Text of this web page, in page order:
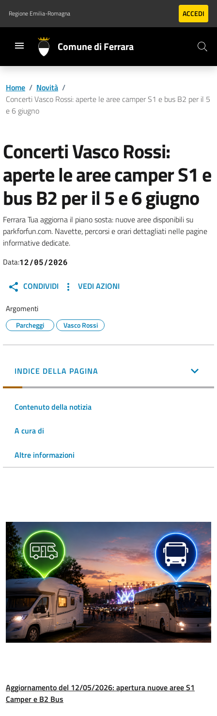
Vai al contenuto principale
Vai al footer
Regione Emilia-Romagna ACCEDI
Comune di Ferrara
Home / Novità /
Concerti Vasco Rossi: aperte le aree camper S1 e bus B2 per il 5
e 6 giugno
Concerti Vasco Rossi:
aperte le aree camper S1 e
bus B2 per il 5 e 6 giugno
Ferrara Tua aggiorna il piano sosta: nuove aree disponibili su
parkforfun.com. Navette, percorsi e orari dettagliati nelle pagine
informative dedicate.
Data:12/05/2026
CONDIVIDI VEDI AZIONI
Argomenti
Parcheggi Vasco Rossi
INDICE DELLA PAGINA
Contenuto della notizia
A cura di
Altre informazioni
Aggiornamento del 12/05/2026: apertura nuove aree S1
Camper e B2 Bus